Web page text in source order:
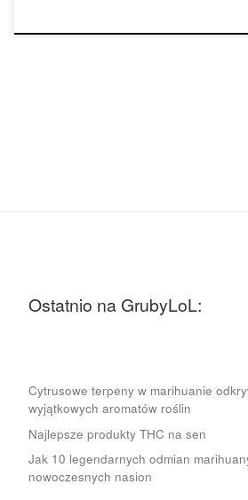
Ostatnio na GrubyLoL:
Cytrusowe terpeny w marihuanie
wyjątkowych aromatów roślin
Najlepsze produkty THC na sen
Jak 10 legendarnych odmian
nowoczesnych nasion